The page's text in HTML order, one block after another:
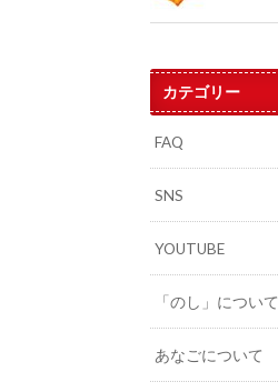
カテゴリー
FAQ
SNS
YOUTUBE
「のし」について
あなごについて